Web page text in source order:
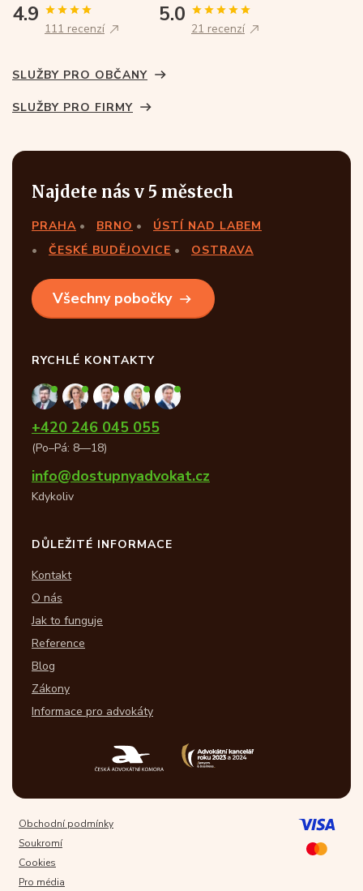
4.9
111 recenzí
5.0
21 recenzí
SLUŽBY PRO OBČANY
SLUŽBY PRO FIRMY
Najdete nás v 5 městech
PRAHA BRNO
ÚSTÍ NAD LABEM
ČESKÉ BUDĚJOVICE
OSTRAVA
Všechny pobočky
RYCHLÉ KONTAKTY
+420 246 045 055
(Po–Pá: 8—18)
info@dostupnyadvokat.cz
Kdykoliv
DŮLEŽITÉ INFORMACE
Kontakt
O nás
Jak to funguje
Reference
Blog
Zákony
Informace pro advokáty
Obchodní podmínky
Soukromí
Cookies
Pro média